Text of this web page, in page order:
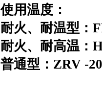
使用温度：
耐火、耐温型：
耐火、耐高温：
普通型： ZRV -